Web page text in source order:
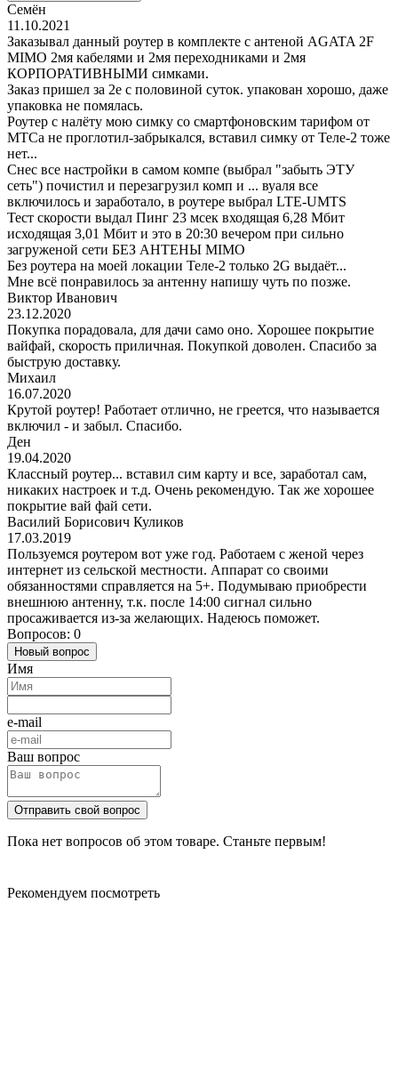
Семён
11.10.2021
Заказывал данный роутер в комплекте с антеной AGATA 2F
MIMO 2мя кабелями и 2мя переходниками и 2мя
КОРПОРАТИВНЫМИ симками.
Заказ пришел за 2е с половиной суток. упакован хорошо, даже
упаковка не помялась.
Роутер с налёту мою симку со смартфоновским тарифом от
МТСа не проглотил-забрыкался, вставил симку от Теле-2 тоже
нет...
Снес все настройки в самом компе (выбрал "забыть ЭТУ
сеть") почистил и перезагрузил комп и ... вуаля все
включилось и заработало, в роутере выбрал LTE-UMTS
Тест скорости выдал Пинг 23 мсек входящая 6,28 Мбит
исходящая 3,01 Мбит и это в 20:30 вечером при сильно
загруженой сети БЕЗ АНТЕНЫ MIMO
Без роутера на моей локации Теле-2 только 2G выдаёт...
Мне всё понравилось за антенну напишу чуть по позже.
Виктор Иванович
23.12.2020
Покупка порадовала, для дачи само оно. Хорошее покрытие
вайфай, скорость приличная. Покупкой доволен. Спасибо за
быструю доставку.
Михаил
16.07.2020
Крутой роутер! Работает отлично, не греется, что называется
включил - и забыл. Спасибо.
Ден
19.04.2020
Классный роутер... вставил сим карту и все, заработал сам,
никаких настроек и т.д. Очень рекомендую. Так же хорошее
покрытие вай фай сети.
Василий Борисович Куликов
17.03.2019
Пользуемся роутером вот уже год. Работаем с женой через
интернет из сельской местности. Аппарат со своими
обязанностями справляется на 5+. Подумываю приобрести
внешнюю антенну, т.к. после 14:00 сигнал сильно
просаживается из-за желающих. Надеюсь поможет.
Вопросов: 0
Новый вопрос
Имя
e-mail
Ваш вопрос
Отправить свой вопрос
Пока нет вопросов об этом товаре. Станьте первым!
Рекомендуем посмотреть